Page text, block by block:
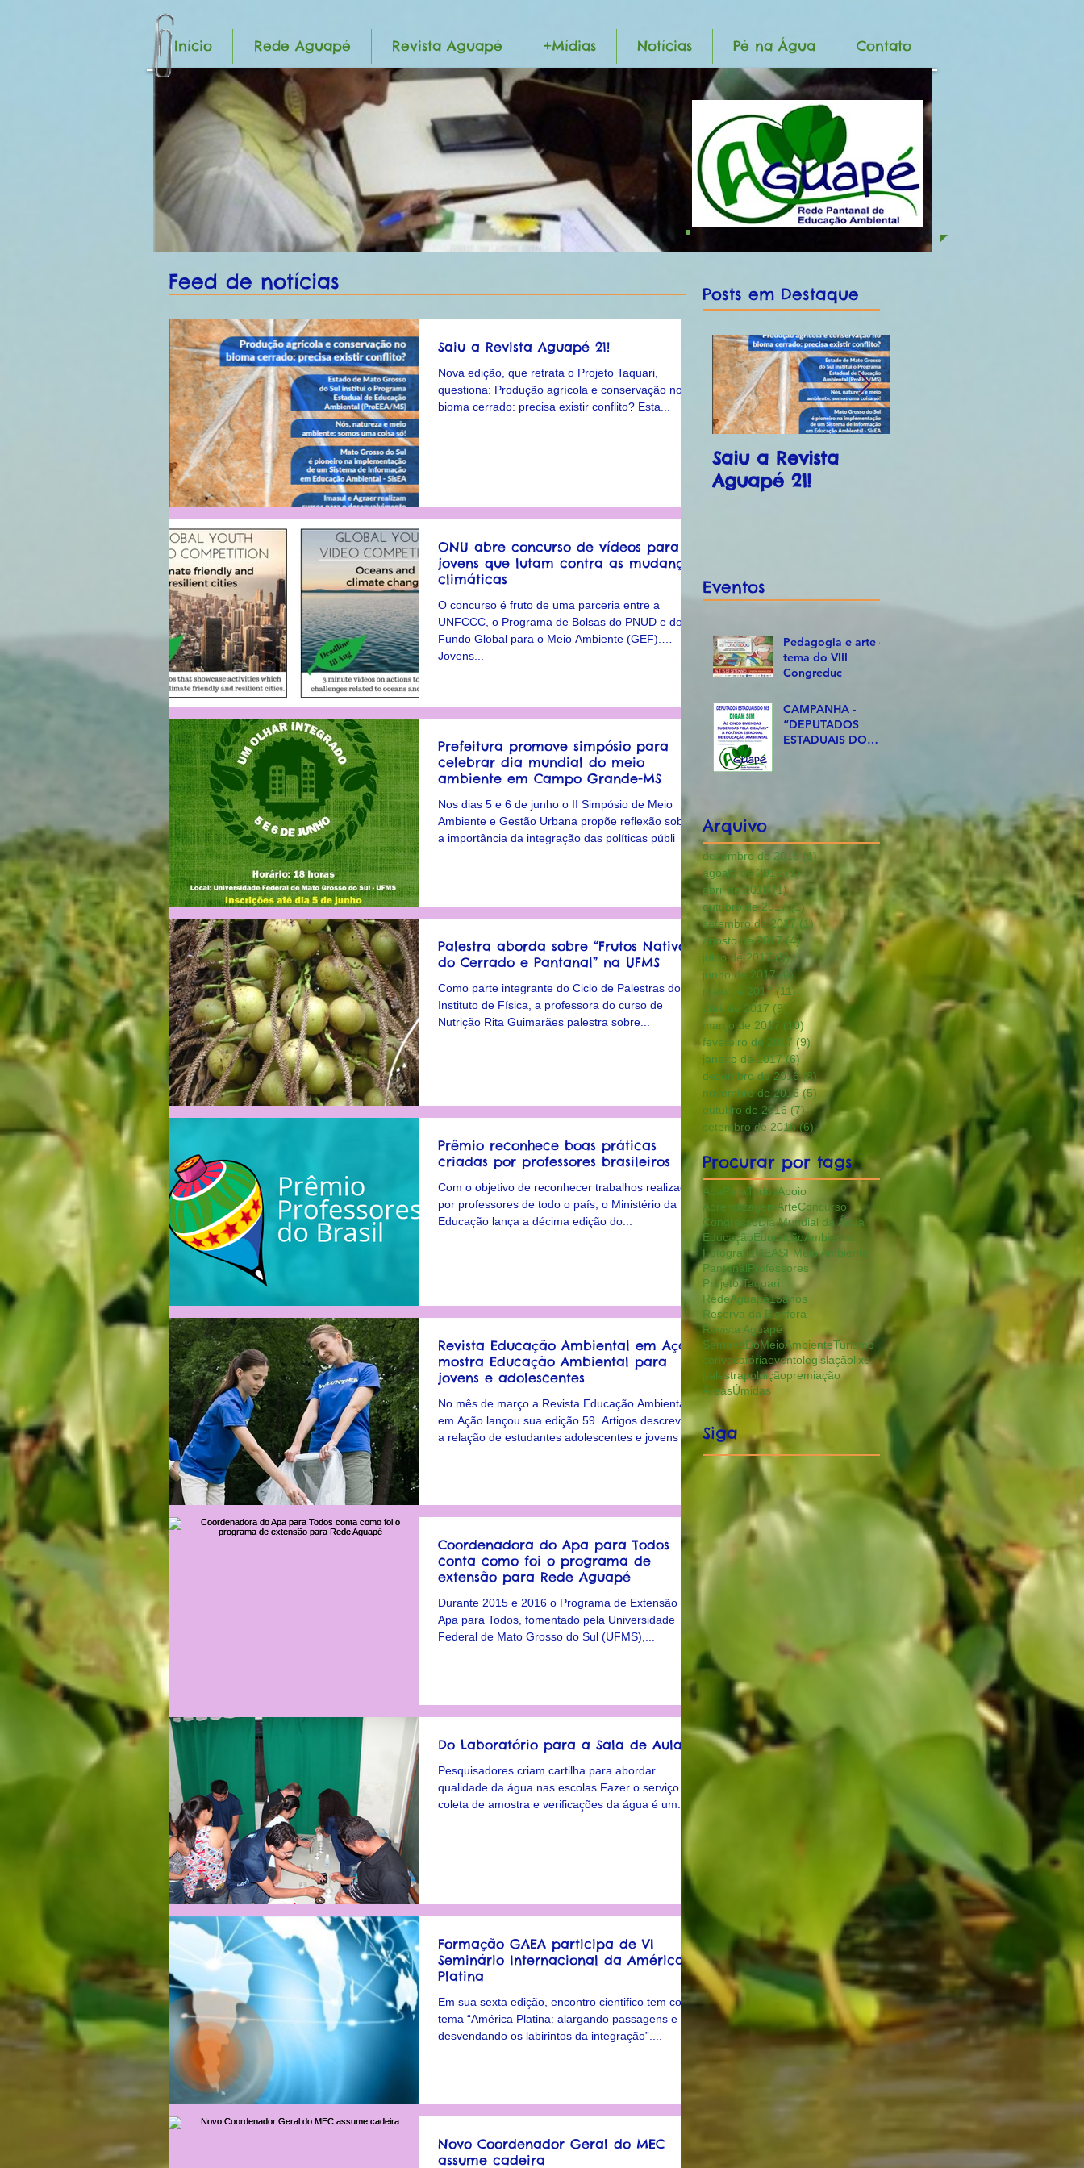
Início Rede Aguapé Revista Aguapé +Mídias Notícias Pé na Água Contato
Feed de notícias Posts em Destaque
Saiu a Revista Aguapé 21!
Nova edição, que retrata o Projeto Taquari,
questiona: Produção agrícola e conservação no
bioma cerrado: precisa existir conflito? Esta...
ONU abre concurso de vídeos para
jovens que lutam contra as mudanças
climáticas
O concurso é fruto de uma parceria entre a
UNFCCC, o Programa de Bolsas do PNUD e do
Fundo Global para o Meio Ambiente (GEF).
Jovens...
Prefeitura promove simpósio para
celebrar dia mundial do meio
ambiente em Campo Grande-MS
Nos dias 5 e 6 de junho o II Simpósio de Meio
Ambiente e Gestão Urbana propõe reflexão sobre
a importância da integração das políticas públi
Palestra aborda sobre “Frutos Nativos
do Cerrado e Pantanal” na UFMS
Como parte integrante do Ciclo de Palestras do
Instituto de Física, a professora do curso de
Nutrição Rita Guimarães palestra sobre...
Prêmio reconhece boas práticas
criadas por professores brasileiros
Com o objetivo de reconhecer trabalhos realizados
por professores de todo o país, o Ministério da
Educação lança a décima edição do...
Revista Educação Ambiental em Ação
mostra Educação Ambiental para
jovens e adolescentes
No mês de março a Revista Educação Ambiental
em Ação lançou sua edição 59. Artigos descrevem
a relação de estudantes adolescentes e jovens c
Coordenadora do Apa para Todos
conta como foi o programa de
extensão para Rede Aguapé
Durante 2015 e 2016 o Programa de Extensão Rio
Apa para Todos, fomentado pela Universidade
Federal de Mato Grosso do Sul (UFMS),...
Do Laboratório para a Sala de Aula
Pesquisadores criam cartilha para abordar
qualidade da água nas escolas Fazer o serviço de
coleta de amostra e verificações da água é um...
Formação GAEA participa de VI
Seminário Internacional da América
Platina
Em sua sexta edição, encontro cientifico tem como
tema “América Platina: alargando passagens e
desvendando os labirintos da integração”....
Novo Coordenador Geral do MEC
assume cadeira
Saiu a Revista
Aguapé 21!
Eventos
Pedagogia e arte é
tema do VIII
Congreduc
CAMPANHA -
“DEPUTADOS
ESTADUAIS DO
Arquivo
dezembro de 2018 (1) 1 post
agosto de 2018 (1)1 post
abril de 2018 (1)1 post
outubro de 2017 (1)1 post
setembro de 2017 (1)1 post
agosto de 2017 (4)4 posts
julho de 2017 (5)5 posts
junho de 2017 (6) 6 posts
maio de 2017 (11) 11 posts
abril de 2017 (9) 9 posts
março de 2017 (10) 10 posts
fevereiro de 2017 (9)
janeiro de 2017 (6) 6 posts
dezembro de 2016 (8) 8 posts
novembro de 2016 (5)5 posts
outubro de 2016 (7)7 posts
setembro de 2016 (6)6 posts
Procurar por tags
ApaParaTodosApoio
AprendizagemArteConcurso
CongressoDia Mundial da Água
EducaçãoEducaçãoAmbiental
FotografiaGEASFMeio Ambiente
PantanalProfessores
Projeto Taquari
RedeAguapé15anos
Reserva da Biosfera
Revista Aguapé
SemanaDoMeioAmbienteTurismo
convocatóriaeventolegislaçãolixo
palestrapoluiçãopremiação
ÁreasÚmidas
Siga